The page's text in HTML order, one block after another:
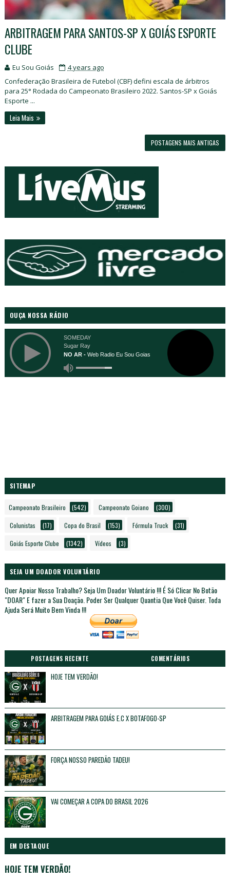
ARBITRAGEM PARA SANTOS-SP X GOIÁS ESPORTE
CLUBE
Eu Sou Goiás
4 years ago
Confederação Brasileira de Futebol (CBF) defini escala de árbitros
para 25° Rodada do Campeonato Brasileiro 2022. Santos-SP x Goiás
Esporte ...
Leia Mais
POSTAGENS MAIS ANTIGAS
OUÇA NOSSA RÁDIO
SITEMAP
Campeonato Brasileiro (542) Campeonato Goiano (300)
Colunistas (17) Copa do Brasil (153) Fórmula Truck (31)
Goiás Esporte Clube (1342) Vídeos (3)
SEJA UM DOADOR VOLUNTÁRIO
Quer Apoiar Nosso Trabalho? Seja Um Doador Voluntário !!! É Só Clicar No Botão
"DOAR" E fazer a Sua Doação. Poder Ser Qualquer Quantia Que Você Quiser. Toda
Ajuda Será Muito Bem Vinda !!!
POSTAGENS RECENTE COMENTÁRIOS
HOJE TEM VERDÃO!
ARBITRAGEM PARA GOIÁS E.C X BOTAFOGO-SP
FORÇA NOSSO PAREDÃO TADEU!
VAI COMEÇAR A COPA DO BRASIL 2026
EM DESTAQUE
HOJE TEM VERDÃO!